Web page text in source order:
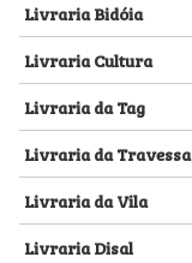
Livraria Bidóia
Livraria Cultura
Livraria da Tag
Livraria da Travessa
Livraria da Vila
Livraria Disal